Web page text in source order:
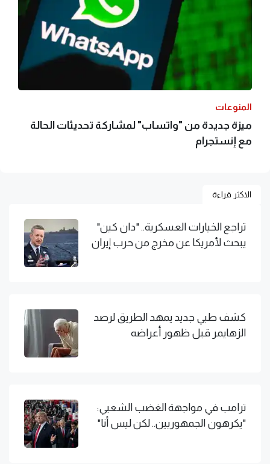
المنوعات
ميزة جديدة من "واتساب" لمشاركة تحديثات الحالة
مع إنستجرام
الاكثر قراءة
تراجع الخيارات العسكرية.. "دان كين"
يبحث لأمريكا عن مخرج من حرب إيران
كشف طبي جديد يمهد الطريق لرصد
الزهايمر قبل ظهور أعراضه
ترامب في مواجهة الغضب الشعبي:
"يكرهون الجمهوريين.. لكن ليس أنا"